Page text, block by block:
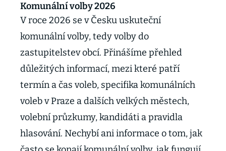
Komunální volby 2026
V roce 2026 se v Česku uskuteční
komunální volby, tedy volby do
zastupitelstev obcí. Přinášíme přehled
důležitých informací, mezi které patří
termín a čas voleb, specifika komunálních
voleb v Praze a dalších velkých městech,
volební průzkumy, kandidáti a pravidla
hlasování. Nechybí ani informace o tom, jak